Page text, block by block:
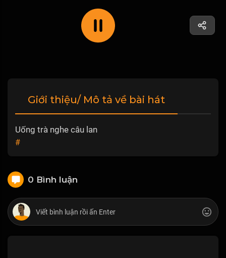
Giới thiệu/ Mô tả về bài hát
Uống trà nghe câu lan
#
0 Bình luận